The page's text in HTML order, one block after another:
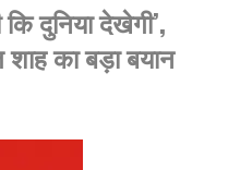
कि दुनिया देखेगी’,
का बड़ा बयान